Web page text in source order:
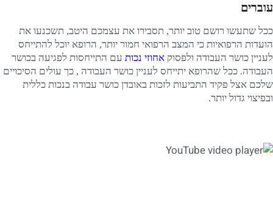
עוברים
ככל שתעשו רושם טוב יותר, תסבירו את עצמכם היטב, תשכנעו את
הועדות הרפואיות כי המצב הרפואי חמור יותר, הרופא יוכל להתייחס
לעניין כושר העבודה ולפסוק אחוזי נכות עם התייחסות לפגיעה בכושר
העבודה. ככל שהרופא יתייחס לעניין כושר העבודה , כך עולים הסיכויים
שלכם אצל פקיד התביעות לזכות באובדן כושר עבודה בנכות כללית
ובפיצוי גדול יותר.